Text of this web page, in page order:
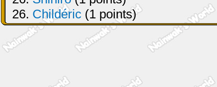
26. Childéric (1 points)